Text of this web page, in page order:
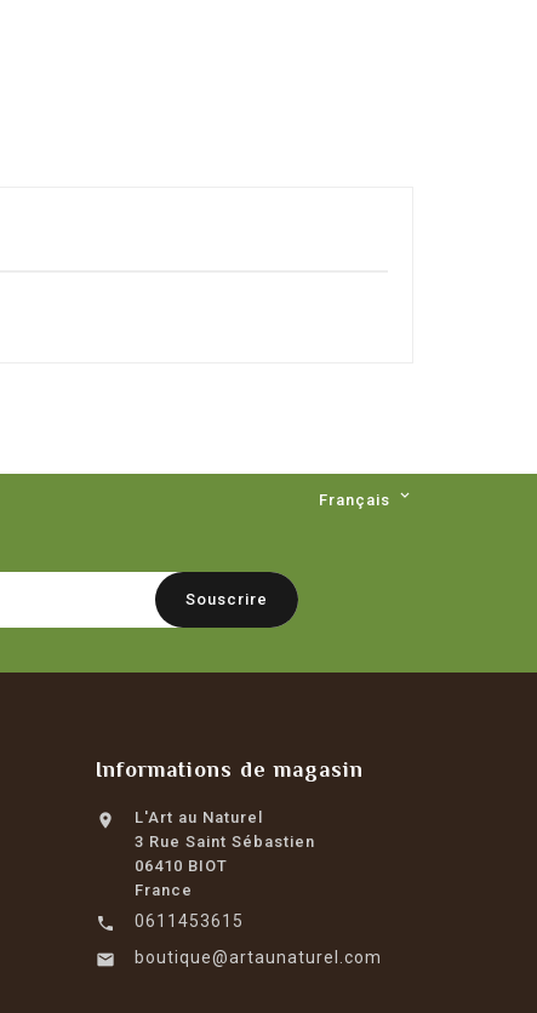
Français 
Informations de magasin

L'Art au Naturel
3 Rue Saint Sébastien
06410 BIOT
France

0611453615

boutique@artaunaturel.com